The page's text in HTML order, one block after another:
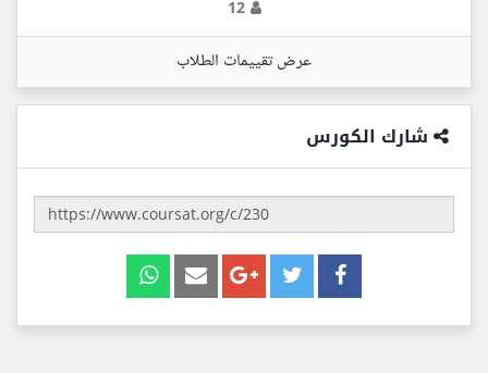
12
عرض تقييمات الطلاب
شارك الكورس